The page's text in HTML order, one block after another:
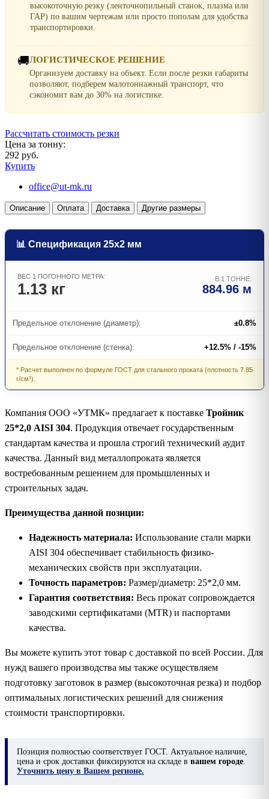
высокоточную резку (ленточнопильный станок, плазма или
ГАР) по вашим чертежам или просто пополам для удобства
транспортировки.
🚚ЛОГИСТИЧЕСКОЕ РЕШЕНИЕ
Организуем доставку на объект. Если после резки габариты
позволяют, подберем малотоннажный транспорт, что
сэкономит вам до 30% на логистике.
Рассчитать стоимость резки
Цена за тонну:
292 руб.
Купить
office@ut-mk.ru
Описание Оплата Доставка Другие размеры
📊 Спецификация 25х2 мм
ВЕС 1 ПОГОННОГО МЕТРА:
1.13 кг
В 1 ТОННЕ:
884.96 м
Предельное отклонение (диаметр): ±0.8%
Предельное отклонение (стенка): +12.5% / -15%
* Расчет выполнен по формуле ГОСТ для стального проката (плотность 7.85
г/см³).
Компания ООО «УТМК» предлагает к поставке Тройник
25*2,0 AISI 304. Продукция отвечает государственным
стандартам качества и прошла строгий технический аудит
качества. Данный вид металлопроката является
востребованным решением для промышленных и
строительных задач.
Преимущества данной позиции:
Надежность материала: Использование стали марки
AISI 304 обеспечивает стабильность физико-
механических свойств при эксплуатации.
Точность параметров: Размер/диаметр: 25*2,0 мм.
Гарантия соответствия: Весь прокат сопровождается
заводскими сертификатами (MTR) и паспортами
качества.
Вы можете купить этот товар с доставкой по всей России. Для
нужд вашего производства мы также осуществляем
подготовку заготовок в размер (высокоточная резка) и подбор
оптимальных логистических решений для снижения
стоимости транспортировки.
Позиция полностью соответствует ГОСТ. Актуальное наличие,
цена и срок доставки фиксируются на складе в вашем городе
Уточнить цену в Вашем регионе.